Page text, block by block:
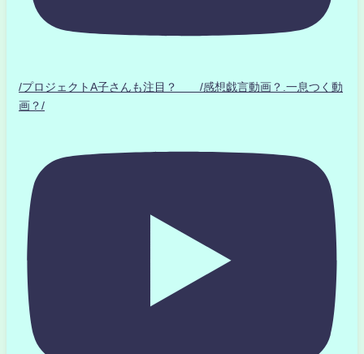
/プロジェクトA子さんも注目？ /感想戯言動画？.一息つく動
画？/